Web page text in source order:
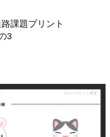
課題プリント
3